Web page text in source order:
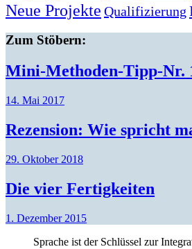
Neue Projekte Qualifizierung
Zum Stöbern:
Mini-Methoden-Tipp-Nr.
14. Mai 2017
Rezension: Wie spricht
29. Oktober 2018
Die vier Fertigkeiten
1. Dezember 2015
Sprache ist der Schlüssel zur